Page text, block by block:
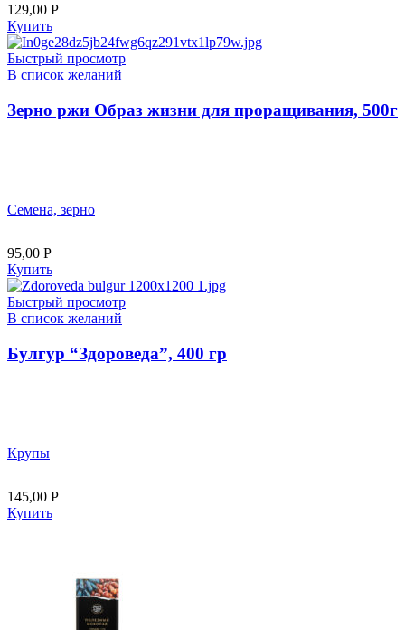
129,00 Р
Купить
Быстрый просмотр
В список желаний
Зерно ржи Образ жизни для проращивания, 500г
Семена, зерно
95,00 Р
Купить
Быстрый просмотр
В список желаний
Булгур “Здороведа”, 400 гр
Крупы
145,00 Р
Купить